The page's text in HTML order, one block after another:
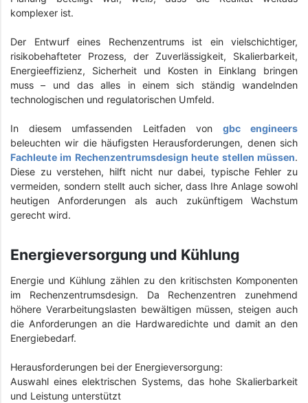
komplexer ist.
Der Entwurf eines Rechenzentrums ist ein vielschichtiger,
risikobehafteter Prozess, der Zuverlässigkeit, Skalierbarkeit,
Energieeffizienz, Sicherheit und Kosten in Einklang bringen
muss – und das alles in einem sich ständig wandelnden
technologischen und regulatorischen Umfeld.
In diesem umfassenden Leitfaden von gbc engineers
beleuchten wir die häufigsten Herausforderungen, denen sich
Fachleute im Rechenzentrumsdesign heute stellen müssen.
Diese zu verstehen, hilft nicht nur dabei, typische Fehler zu
vermeiden, sondern stellt auch sicher, dass Ihre Anlage sowohl
heutigen Anforderungen als auch zukünftigem Wachstum
gerecht wird.
Energieversorgung und Kühlung
Energie und Kühlung zählen zu den kritischsten Komponenten
im Rechenzentrumsdesign. Da Rechenzentren zunehmend
höhere Verarbeitungslasten bewältigen müssen, steigen auch
die Anforderungen an die Hardwaredichte und damit an den
Energiebedarf.
Herausforderungen bei der Energieversorgung:
Auswahl eines elektrischen Systems, das hohe Skalierbarkeit
und Leistung unterstützt